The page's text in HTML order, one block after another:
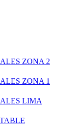
ZONA 2
ZONA 1
LIMA